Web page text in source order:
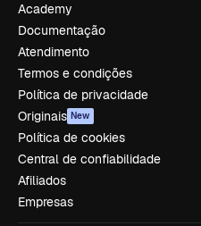
Academy
Documentação
Atendimento
Termos e condições
Política de privacidade
Originais New
Política de cookies
Central de confiabilidade
Afiliados
Empresas